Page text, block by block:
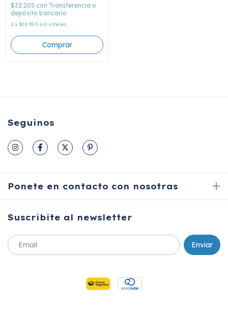
$32.205 con Transferencia o
depósito bancario
2 x $16.950 sin interés
Seguinos
Ponete en contacto con nosotras
Suscribite al newsletter